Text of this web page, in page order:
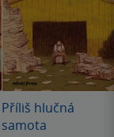
Příliš hlučná
samota